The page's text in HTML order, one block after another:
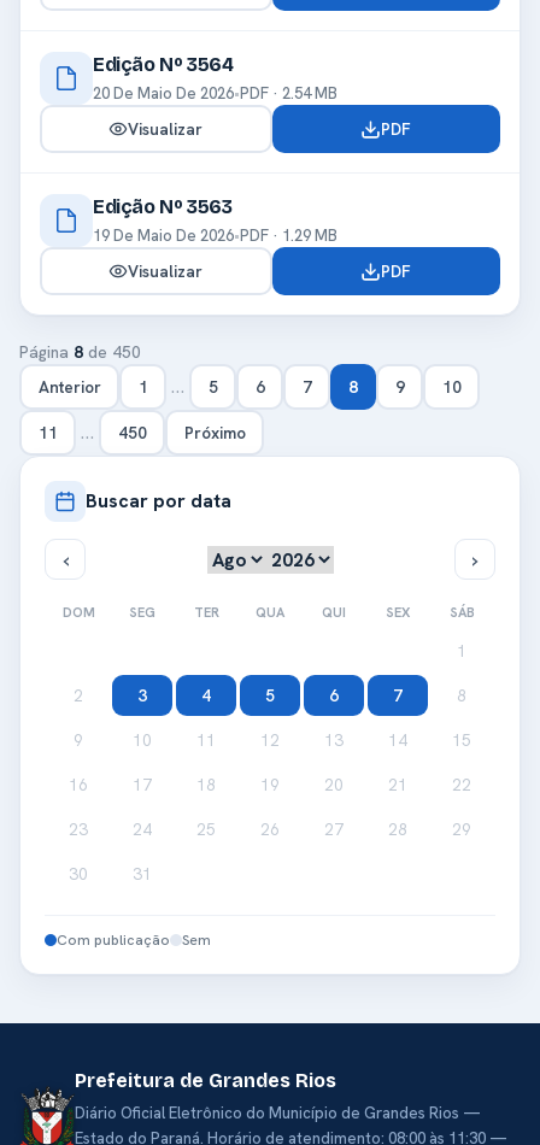
Edição Nº 3564
20 De Maio De 2026•PDF · 2.54 MB
Visualizar PDF
Edição Nº 3563
19 De Maio De 2026•PDF · 1.29 MB
Visualizar PDF
Página 8 de 450
Anterior
1 … 5 6 7 8 9 10
11 … 450 Próximo
Buscar por data
DOM SEG TER QUA QUI SEX SÁB
1
2 3 4 5 6 7 8
9 10 11 12 13 14 15
16 17 18 19 20 21 22
23 24 25 26 27 28 29
30 31
Com publicação Sem
Prefeitura de Grandes Rios
Diário Oficial Eletrônico do Município de Grandes Rios —
Estado do Paraná. Horário de atendimento: 08:00 às 11:30 —